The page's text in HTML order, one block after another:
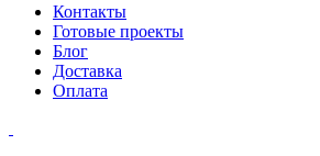
Контакты
Готовые проекты
Блог
Доставка
Оплата